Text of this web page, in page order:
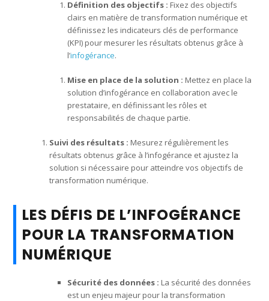
Définition des objectifs : Fixez des objectifs
clairs en matière de transformation numérique et
définissez les indicateurs clés de performance
(KPI) pour mesurer les résultats obtenus grâce à
l’infogérance.
Mise en place de la solution : Mettez en place la
solution d’infogérance en collaboration avec le
prestataire, en définissant les rôles et
responsabilités de chaque partie.
Suivi des résultats : Mesurez régulièrement les
résultats obtenus grâce à l’infogérance et ajustez la
solution si nécessaire pour atteindre vos objectifs de
transformation numérique.
LES DÉFIS DE L’INFOGÉRANCE
POUR LA TRANSFORMATION
NUMÉRIQUE
Sécurité des données : La sécurité des données
est un enjeu majeur pour la transformation